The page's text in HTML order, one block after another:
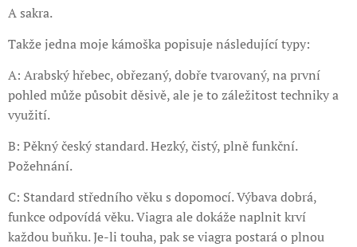
A sakra.
Takže jedna moje kámoška popisuje následující typy:
A: Arabský hřebec, obřezaný, dobře tvarovaný, na první
pohled může působit děsivě, ale je to záležitost techniky a
využití.
B: Pěkný český standard. Hezký, čistý, plně funkční.
Požehnání.
C: Standard středního věku s dopomocí. Výbava dobrá,
funkce odpovídá věku. Viagra ale dokáže naplnit krví
každou buňku. Je-li touha, pak se viagra postará o plnou